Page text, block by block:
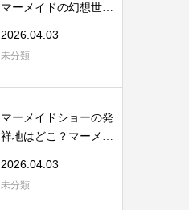
マーメイドの幻想世界
2026.04.03
未分類
マーメイドショーの発
祥地はどこ？マーメイ
2026.04.03
未分類